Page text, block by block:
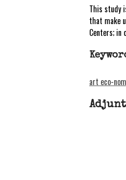
This study
that make
Centers;
art eco-